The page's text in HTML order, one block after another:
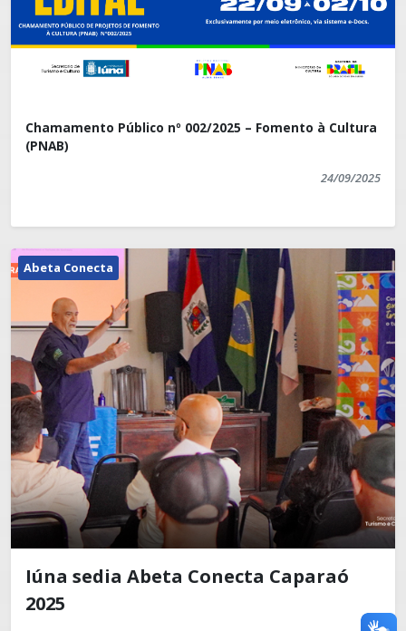
Chamamento Público nº 002/2025 – Fomento à Cultura
(PNAB)
24/09/2025
Abeta Conecta
Iúna sedia Abeta Conecta Caparaó
2025